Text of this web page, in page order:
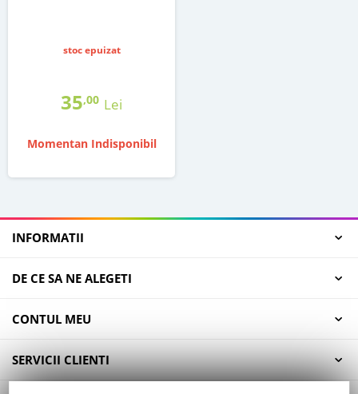
stoc epuizat
35,00 Lei
Momentan Indisponibil
INFORMATII
DE CE SA NE ALEGETI
CONTUL MEU
SERVICII CLIENTI